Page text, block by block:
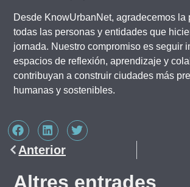
Desde KnowUrbanNet, agradecemos la
todas las personas y entidades que
jornada. Nuestro compromiso es seguir
espacios de reflexión, aprendizaje y
contribuyan a construir ciudades más
humanas y sostenibles.
Anterior
Altres entrades